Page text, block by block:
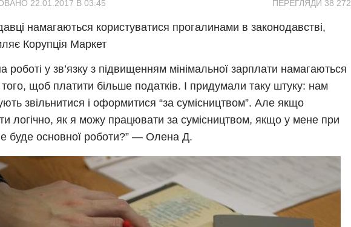
ПЕРЕГЛЯДИ 38 272
22.01.2017 В 03:45
намагаються користуватися прогалинами в законодавстві,
Корупція Маркет
роботі у зв’язку з підвищенням мінімальної зарплати намагаються
того, щоб платити більше податків. І придумали таку штуку: нам
звільнитися і оформитися “за сумісництвом”. Але якщо
логічно, як я можу працювати за сумісництвом, якщо у мене при
буде основної роботи?” — Олена Д.